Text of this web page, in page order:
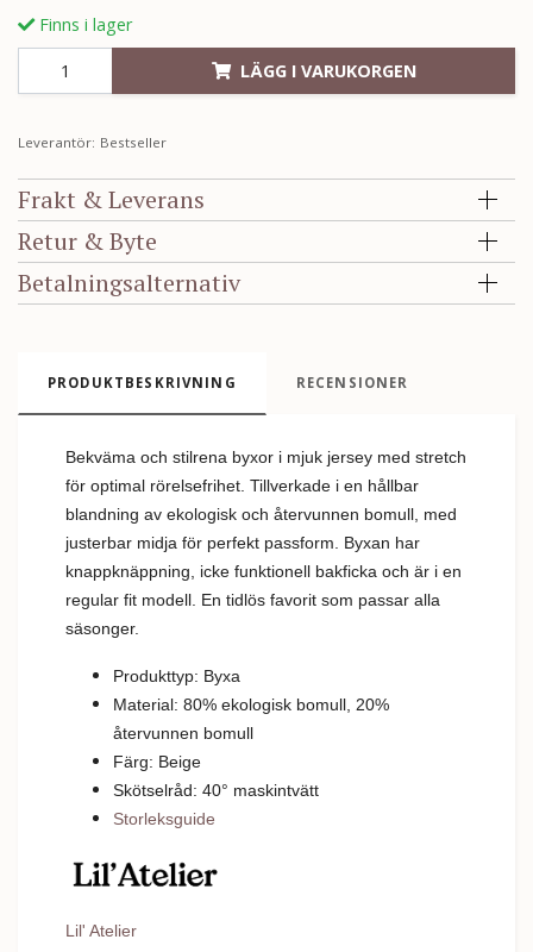
Finns i lager
LÄGG I VARUKORGEN
Leverantör: Bestseller
Frakt & Leverans
Retur & Byte
Betalningsalternativ
PRODUKTBESKRIVNING RECENSIONER
Bekväma och stilrena byxor i mjuk jersey med stretch
för optimal rörelsefrihet. Tillverkade i en hållbar
blandning av ekologisk och återvunnen bomull, med
justerbar midja för perfekt passform. Byxan har
knappknäppning, icke funktionell bakficka och är i en
regular fit modell. En tidlös favorit som passar alla
säsonger.
Produkttyp: Byxa
Material: 80% ekologisk bomull, 20%
återvunnen bomull
Färg: Beige
Skötselråd: 40° maskintvätt
Storleksguide
Lil' Atelier